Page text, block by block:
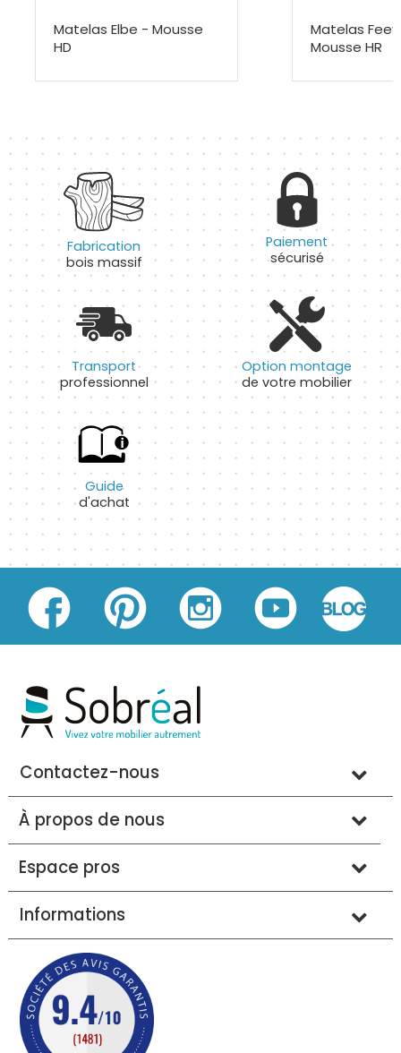
Matelas Elbe - Mousse
HD
Matelas
Mousse HR
Fabrication
bois massif
Paiement
sécurisé
Transport
professionnel
Option montage
de votre mobilier
Guide
d'achat
Contactez-nous
À propos de nous
Espace pros
Informations